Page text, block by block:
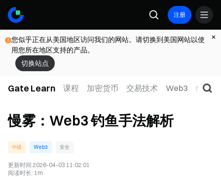
注册
您似乎正在从美国地区访问我们的网站。请切换到美国网站以使
用您所在地区支持的产品。
切换站点
Gate Learn 课程 加密货币 交易技术 Web3 传统金
慢雾：Web3 钓鱼手法解析
中级 Web3 安全
更新时间 2026-04-03 11:02:01
阅读时长: 1m